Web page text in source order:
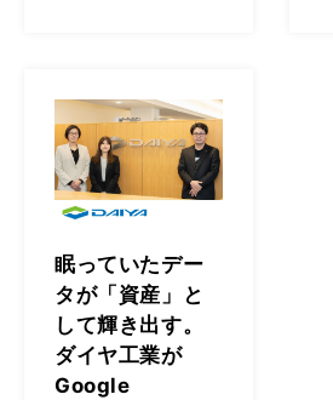
眠っていたデー
タが「資産」と
して輝き出す。
ダイヤ工業が
Google